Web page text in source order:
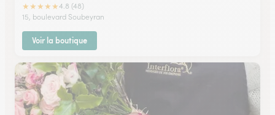
★★★★★4.8 (48)
15, boulevard Soubeyran
Voir la boutique